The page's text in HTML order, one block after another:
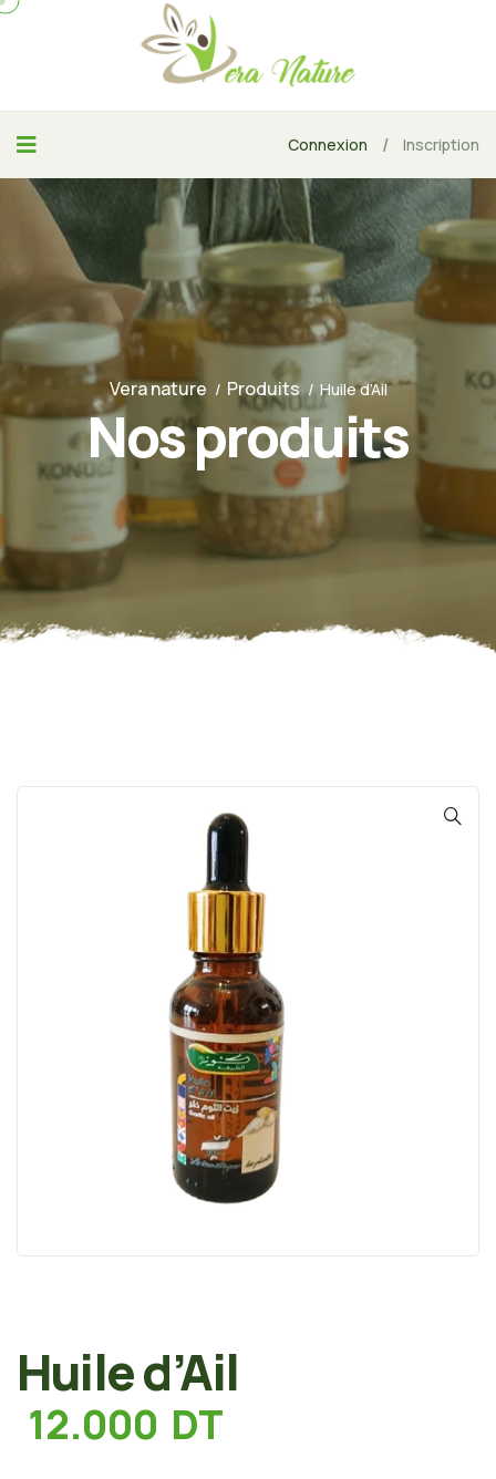
Connexion / Inscription
Vera nature Produits Huile d’Ail
Nos produits
Huile d’Ail
12.000 DT